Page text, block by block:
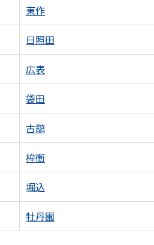
東作
日照田
広表
袋田
古舘
桙衝
堀込
牡丹園